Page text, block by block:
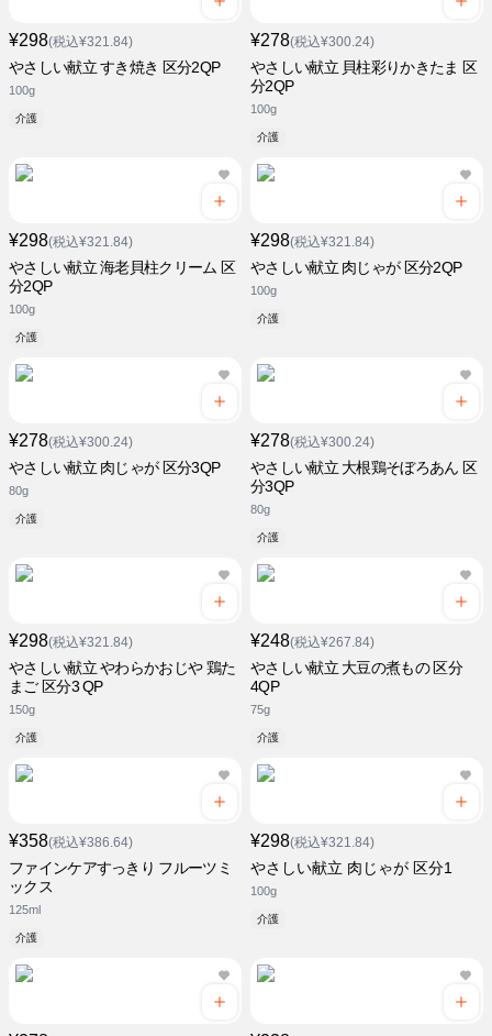
¥298(税込¥321.84)
やさしい献立 すき焼き 区分2QP
100g
介護
¥278(税込¥300.24)
やさしい献立 貝柱彩りかきたま 区
分2QP
100g
介護
¥298(税込¥321.84)
やさしい献立 海老貝柱クリーム 区
分2QP
100g
介護
¥298(税込¥321.84)
やさしい献立 肉じゃが 区分2QP
100g
介護
¥278(税込¥300.24)
やさしい献立 肉じゃが 区分3QP
80g
介護
¥278(税込¥300.24)
やさしい献立 大根鶏そぼろあん 区
分3QP
80g
介護
¥298(税込¥321.84)
やさしい献立 やわらかおじや 鶏た
まご 区分3 QP
150g
介護
¥248(税込¥267.84)
やさしい献立 大豆の煮もの 区分
4QP
75g
介護
¥358(税込¥386.64)
ファインケアすっきり フルーツミ
ックス
125ml
介護
¥298(税込¥321.84)
やさしい献立 肉じゃが 区分1
100g
介護